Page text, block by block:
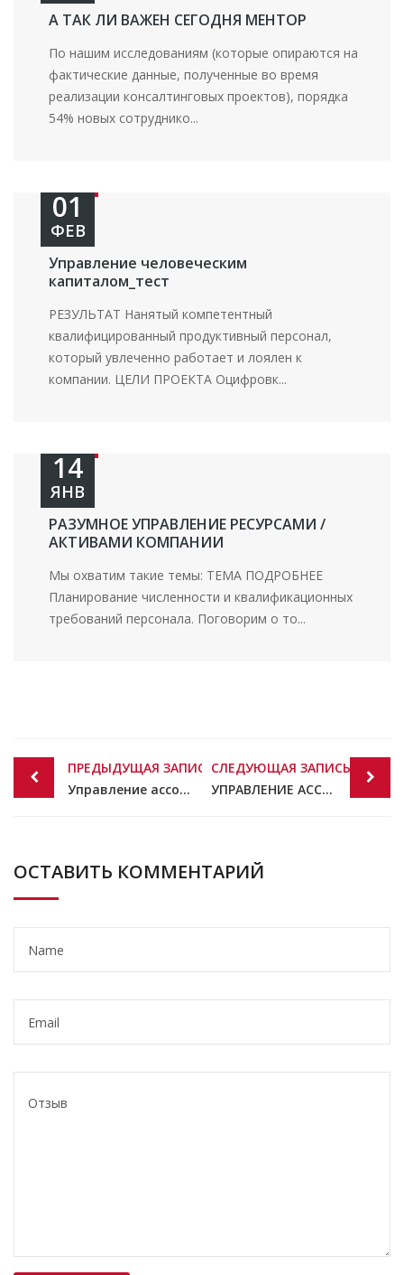
А ТАК ЛИ ВАЖЕН СЕГОДНЯ МЕНТОР
По нашим исследованиям (которые опираются на
фактические данные, полученные во время
реализации консалтинговых проектов), порядка
54% новых сотруднико...
Управление человеческим
капиталом_тест
01
ФЕВ
РЕЗУЛЬТАТ Нанятый компетентный
квалифицированный продуктивный персонал,
который увлеченно работает и лоялен к
компании. ЦЕЛИ ПРОЕКТА Оцифровк...
РАЗУМНОЕ УПРАВЛЕНИЕ РЕСУРСАМИ /
АКТИВАМИ КОМПАНИИ
14
ЯНВ
Мы охватим такие темы: ТЕМА ПОДРОБНЕЕ
Планирование численности и квалификационных
требований персонала. Поговорим о то...
Post
navigation
ПРЕДЫДУЩАЯ ЗАПИСЬ
Управление ассортиментом: древо ассортимента
СЛЕДУЮЩАЯ ЗАПИСЬ
УПРАВЛЕНИЕ АССОРТИМЕНТОМ: КЛЮЧЕВЫЕ ПРИНЦИПЫ. ЧАСТЬ 2
ОСТАВИТЬ КОММЕНТАРИЙ